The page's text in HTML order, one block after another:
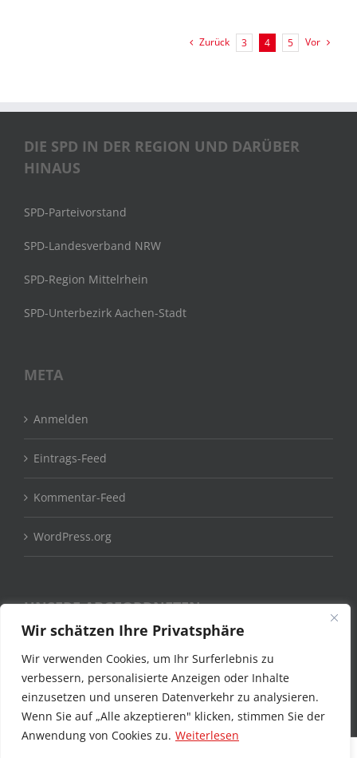
Wir schätzen Ihre Privatsphäre
Wir verwenden Cookies, um Ihr Surferlebnis zu
verbessern, personalisierte Anzeigen oder Inhalte
einzusetzen und unseren Datenverkehr zu analysieren.
Wenn Sie auf „Alle akzeptieren" klicken, stimmen Sie der
Anwendung von Cookies zu. Weiterlesen
Zurück 3 4 5 Vor
DIE SPD IN DER REGION UND DARÜBER
HINAUS
SPD-Parteivorstand
SPD-Landesverband NRW
SPD-Region Mittelrhein
SPD-Unterbezirk Aachen-Stadt
META
Anmelden
Eintrags-Feed
Kommentar-Feed
WordPress.org
UNSERE ABGEORDNETEN
Claudia Moll MdB
Stefan Kämmerling MdL